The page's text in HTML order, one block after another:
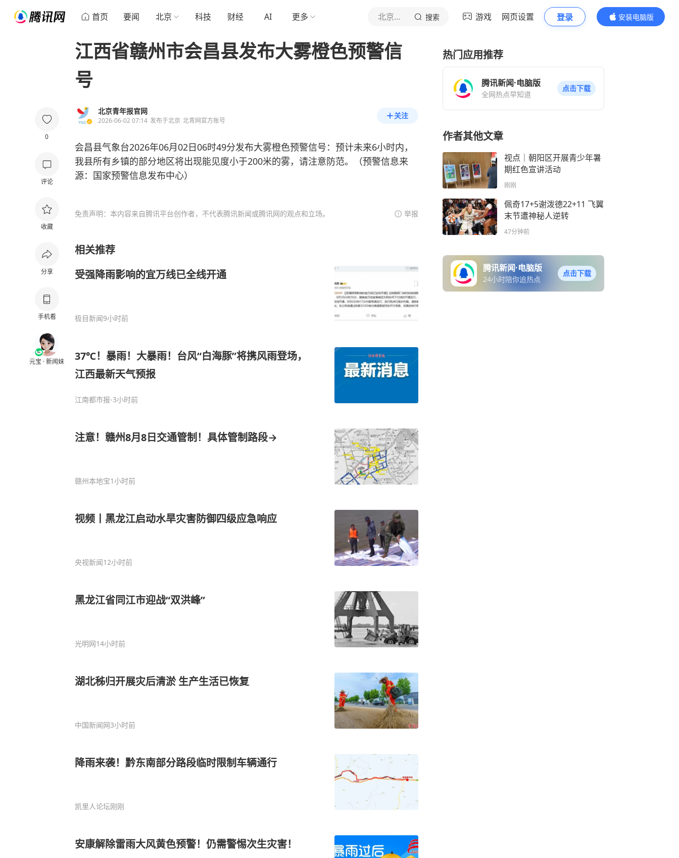
首页 要闻 北京 科技 财经 AI 更多 北京青年报官网 搜索 游戏 网页设置 登录
安装电脑版
内容更精彩
0
评论
收藏
分享
手机看
元宝 · 新闻妹
江西省赣州市会昌县发布大雾橙色预警信
号
北京青年报官网
2026-06-02 07:14 发布于北京 北青网官方账号
关注
会昌县气象台2026年06月02日06时49分发布大雾橙色预警信号：预计未来6小时内，
我县所有乡镇的部分地区将出现能见度小于200米的雾，请注意防范。（预警信息来
源：国家预警信息发布中心）
免责声明：本内容来自腾讯平台创作者，不代表腾讯新闻或腾讯网的观点和立场。 举报
相关推荐
受强降雨影响的宜万线已全线开通
极目新闻9小时前
37℃！暴雨！大暴雨！台风“白海豚”将携风雨登场，
江西最新天气预报
江南都市报-3小时前
注意！赣州8月8日交通管制！具体管制路段→
赣州本地宝1小时前
视频丨黑龙江启动水旱灾害防御四级应急响应
央视新闻12小时前
黑龙江省同江市迎战“双洪峰”
光明网14小时前
湖北秭归开展灾后清淤 生产生活已恢复
中国新闻网3小时前
降雨来袭！黔东南部分路段临时限制车辆通行
凯里人论坛刚刚
安康解除雷雨大风黄色预警！仍需警惕次生灾害！
热门应用推荐
腾讯新闻·电脑版
全网热点早知道
点击下载
作者其他文章
视点｜朝阳区开展青少年暑
期红色宣讲活动
刚刚
佩奇17+5谢泼德22+11 飞翼
末节遭神秘人逆转
47分钟前
腾讯新闻·电脑版
24小时陪你追热点
点击下载